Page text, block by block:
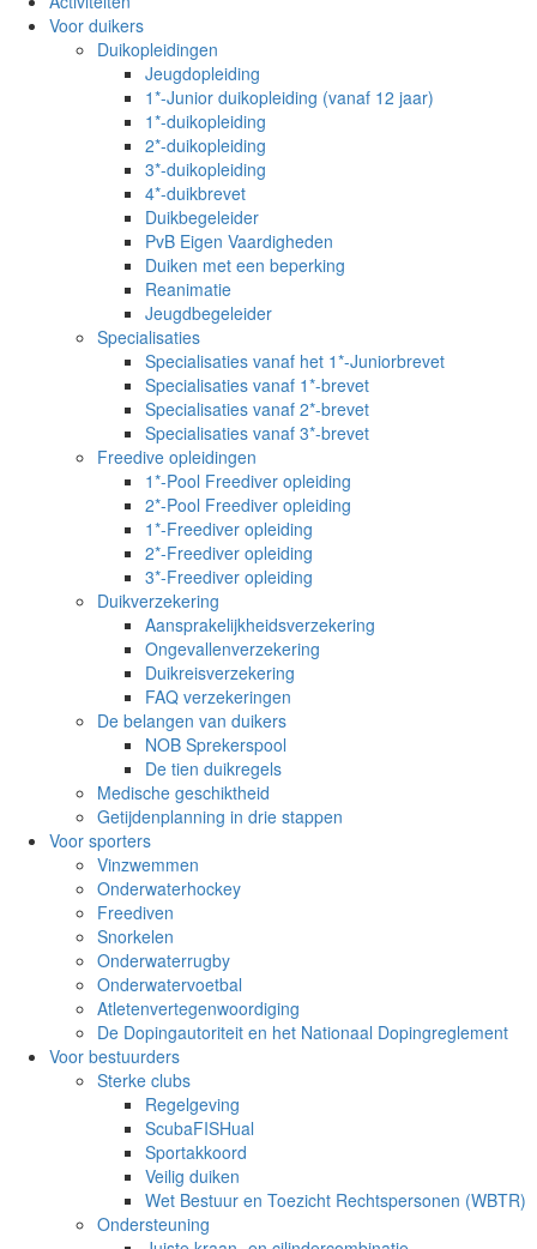
Voor duikers
Duikopleidingen
Jeugdopleiding
1*-Junior duikopleiding (vanaf 12 jaar)
1*-duikopleiding
2*-duikopleiding
3*-duikopleiding
4*-duikbrevet
Duikbegeleider
PvB Eigen Vaardigheden
Duiken met een beperking
Reanimatie
Jeugdbegeleider
Specialisaties
Specialisaties vanaf het 1*-Juniorbrevet
Specialisaties vanaf 1*-brevet
Specialisaties vanaf 2*-brevet
Specialisaties vanaf 3*-brevet
Freedive opleidingen
1*-Pool Freediver opleiding
2*-Pool Freediver opleiding
1*-Freediver opleiding
2*-Freediver opleiding
3*-Freediver opleiding
Duikverzekering
Aansprakelijkheidsverzekering
Ongevallenverzekering
Duikreisverzekering
FAQ verzekeringen
De belangen van duikers
NOB Sprekerspool
De tien duikregels
Medische geschiktheid
Getijdenplanning in drie stappen
Voor sporters
Vinzwemmen
Onderwaterhockey
Freediven
Snorkelen
Onderwaterrugby
Onderwatervoetbal
Atletenvertegenwoordiging
De Dopingautoriteit en het Nationaal Dopingreglement
Voor bestuurders
Sterke clubs
Regelgeving
ScubaFISHual
Sportakkoord
Veilig duiken
Wet Bestuur en Toezicht Rechtspersonen (WBTR)
Ondersteuning